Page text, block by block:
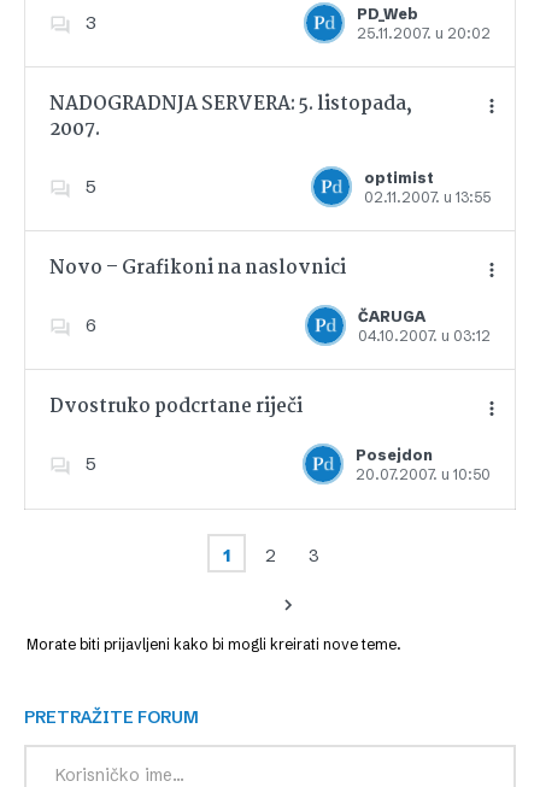
3
PD_Web
25.11.2007. u 20:02
Dodajte u favorite
NADOGRADNJA SERVERA: 5. listopada,
2007.
5
optimist
02.11.2007. u 13:55
Dodajte u favorite
Novo – Grafikoni na naslovnici
6
ČARUGA
04.10.2007. u 03:12
Dodajte u favorite
Dvostruko podcrtane riječi
5
Posejdon
20.07.2007. u 10:50
Dodajte u favorite
1 2 3
Morate biti prijavljeni kako bi mogli kreirati nove teme.
PRETRAŽITE FORUM